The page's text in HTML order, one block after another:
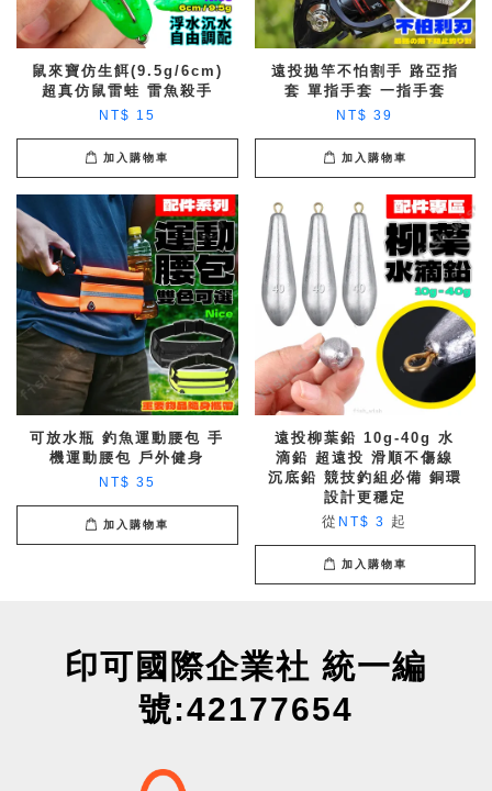
鼠來寶仿生餌(9.5g/6cm)
超真仿鼠雷蛙 雷魚殺手
NT$ 15
加入購物車
遠投拋竿不怕割手 路亞指
套 單指手套 一指手套
NT$ 39
加入購物車
可放水瓶 釣魚運動腰包 手
機運動腰包 戶外健身
NT$ 35
加入購物車
遠投柳葉鉛 10g-40g 水
滴鉛 超遠投 滑順不傷線
沉底鉛 競技釣組必備 銅環
設計更穩定
從 NT$ 3 起
加入購物車
印可國際企業社 統一編
號:42177654